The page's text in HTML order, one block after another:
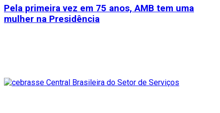
Pela primeira vez em 75 anos, AMB tem uma
mulher na Presidência